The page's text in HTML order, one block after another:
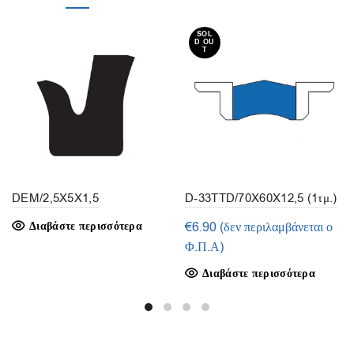
DEM/2,5X5X1,5
Διαβάστε περισσότερα
SOL
D OU
T
D-33TTD/70X60X12,5 (1τμ.)
€6.90 (δεν περιλαμβάνεται ο
Φ.Π.Α)
Διαβάστε περισσότερα